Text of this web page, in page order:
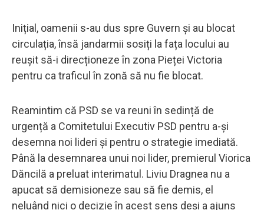
Inițial, oamenii s-au dus spre Guvern și au blocat
circulația, însă jandarmii sosiți la fața locului au
reușit să-i direcționeze în zona Pieței Victoria
pentru ca traficul în zonă să nu fie blocat.
Reamintim că PSD se va reuni în sedință de
urgență a Comitetului Executiv PSD pentru a-și
desemna noi lideri și pentru o strategie imediată.
Până la desemnarea unui noi lider, premierul Viorica
Dăncilă a preluat interimatul. Liviu Dragnea nu a
apucat să demisioneze sau să fie demis, el
neluând nici o decizie în acest sens deși a ajuns